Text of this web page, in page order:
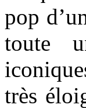
pop
toute
très